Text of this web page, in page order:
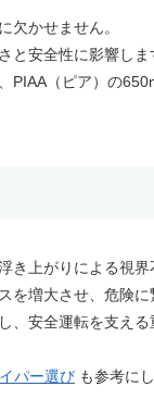
欠かせません。
と安全性に影響しま
（ピア）の
上がりによる視界
増大させ、危険に
安全運転を支える
パー選び も参考に